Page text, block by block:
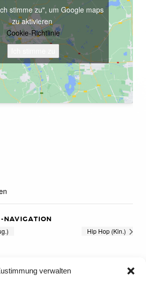
verwalten
stimme zu", um Google maps
zu aktivieren
Cookie-Richtlinie
NAVIGATION
Hip Hop (Kin.)